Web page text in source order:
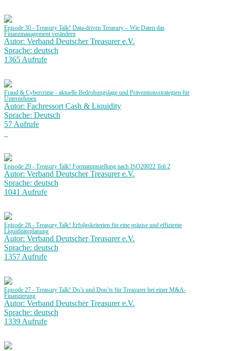
Episode 30 - Treasury Talk! Data-driven Treasury – Wie Daten das
Finanzmanagement verändern
Autor: Verband Deutscher Treasurer e.V.
Sprache: deutsch
1365 Aufrufe
Fraud & Cybercrime - aktuelle Bedrohungslage und Präventionsstrategien für
Unternehmen
Autor: Fachressort Cash & Liquidity
Sprache: Deutsch
57 Aufrufe
Episode 29 - Treasury Talk! Formatumstellung nach ISO20022 Teil 2
Autor: Verband Deutscher Treasurer e.V.
Sprache: deutsch
1041 Aufrufe
Episode 28 - Treasury Talk! Erfolgskriterien für eine präzise und effiziente
Liquiditätsplanung
Autor: Verband Deutscher Treasurer e.V.
Sprache: deutsch
1357 Aufrufe
Episode 27 - Treasury Talk! Do’s und Don’ts für Treasurer bei einer M&A-
Finanzierung
Autor: Verband Deutscher Treasurer e.V.
Sprache: deutsch
1339 Aufrufe